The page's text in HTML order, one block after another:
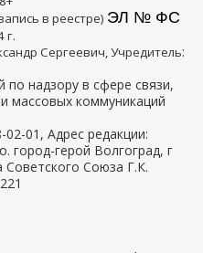
в реестре) ЭЛ № ФС
г.
Сергеевич, Учредитель:
надзору в сфере связи,
массовых коммуникаций
02-01 , Адрес редакции:
город-герой Волгоград, г
Союза Г.К.